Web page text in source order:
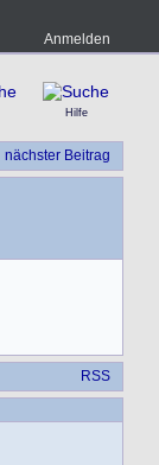
Anmelden
Hilfe
nächster Beitrag
RSS